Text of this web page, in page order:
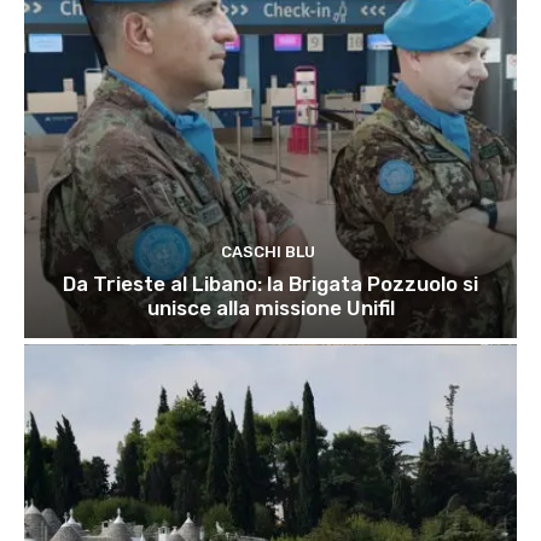
CASCHI BLU
Da Trieste al Libano: la Brigata Pozzuolo si
unisce alla missione Unifil